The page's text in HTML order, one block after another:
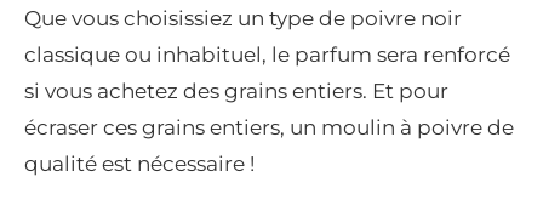
Que vous choisissiez un type de poivre noir
classique ou inhabituel, le parfum sera renforcé
si vous achetez des grains entiers. Et pour
écraser ces grains entiers, un moulin à poivre de
qualité est nécessaire !